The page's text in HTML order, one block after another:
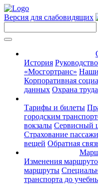
Версия для слабовидящих
История Руководство
«Мосгортранс»
Корпоративная
данных Охрана труда
Тарифы и билеты
городским
вокзалы Сервисный
Страхование
вещей Обратная
Изменения
маршруты
транспорта до